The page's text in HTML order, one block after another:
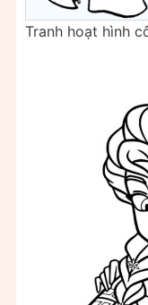
Tranh hoạt hình